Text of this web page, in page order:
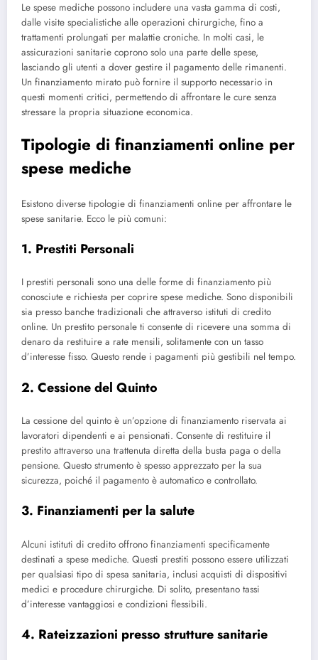
Le spese mediche possono includere una vasta gamma di costi,
dalle visite specialistiche alle operazioni chirurgiche, fino a
trattamenti prolungati per malattie croniche. In molti casi, le
assicurazioni sanitarie coprono solo una parte delle spese,
lasciando gli utenti a dover gestire il pagamento delle rimanenti.
Un finanziamento mirato può fornire il supporto necessario in
questi momenti critici, permettendo di affrontare le cure senza
stressare la propria situazione economica.
Tipologie di finanziamenti online per
spese mediche
Esistono diverse tipologie di finanziamenti online per affrontare le
spese sanitarie. Ecco le più comuni:
1. Prestiti Personali
I prestiti personali sono una delle forme di finanziamento più
conosciute e richiesta per coprire spese mediche. Sono disponibili
sia presso banche tradizionali che attraverso istituti di credito
online. Un prestito personale ti consente di ricevere una somma di
denaro da restituire a rate mensili, solitamente con un tasso
d’interesse fisso. Questo rende i pagamenti più gestibili nel tempo.
2. Cessione del Quinto
La cessione del quinto è un’opzione di finanziamento riservata ai
lavoratori dipendenti e ai pensionati. Consente di restituire il
prestito attraverso una trattenuta diretta della busta paga o della
pensione. Questo strumento è spesso apprezzato per la sua
sicurezza, poiché il pagamento è automatico e controllato.
3. Finanziamenti per la salute
Alcuni istituti di credito offrono finanziamenti specificamente
destinati a spese mediche. Questi prestiti possono essere utilizzati
per qualsiasi tipo di spesa sanitaria, inclusi acquisti di dispositivi
medici e procedure chirurgiche. Di solito, presentano tassi
d’interesse vantaggiosi e condizioni flessibili.
4. Rateizzazioni presso strutture sanitarie